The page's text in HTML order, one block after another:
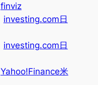
finviz
investing.com日
investing.com日
Yahoo!Finance米